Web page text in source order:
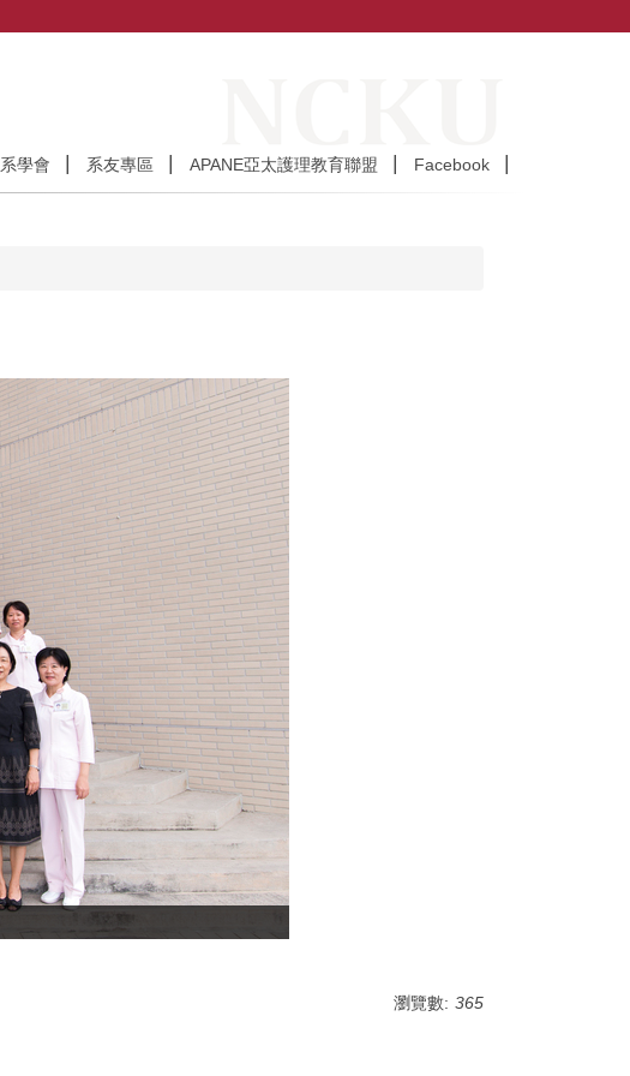
系學會 系友專區 APANE亞太護理教育聯盟 Facebook
瀏覽數: 365